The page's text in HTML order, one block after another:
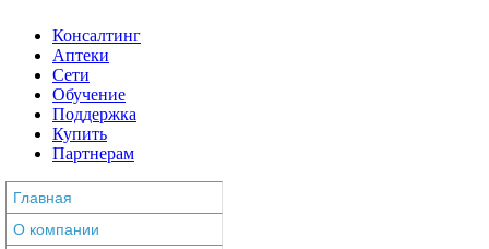
Консалтинг
Аптеки
Сети
Обучение
Поддержка
Купить
Партнерам
Главная
О компании